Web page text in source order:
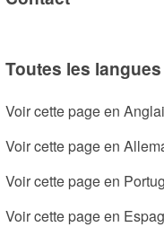
Toutes les langues
Voir cette page en
Voir cette page en
Voir cette page en
Voir cette page en